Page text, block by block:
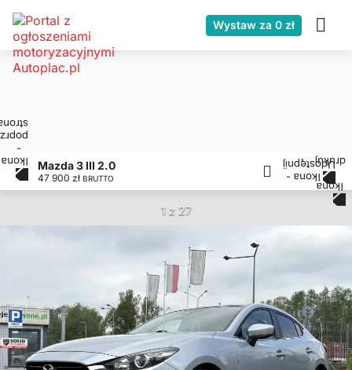
Wystaw za 0 zł
Mazda 3 III 2.0
47 900 zł BRUTTO
1 z 27